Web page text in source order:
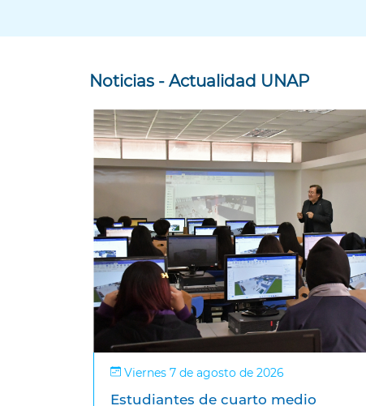
Noticias - Actualidad UNAP
Viernes 7 de agosto de 2026
Estudiantes de cuarto medio